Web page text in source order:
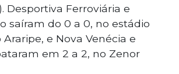
Desportiva Ferroviária e
saíram do 0 a 0, no estádio
e Nova Venécia e
em 2 a 2, no Zenor